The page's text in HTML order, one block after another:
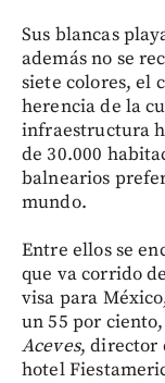
Sus blancas
además no se
siete colores, el
herencia de la
infraestructura
de 30.000
balnearios
mundo.
Entre ellos se
que va corrido
visa para
un 55 por
Aceves, director
hotel